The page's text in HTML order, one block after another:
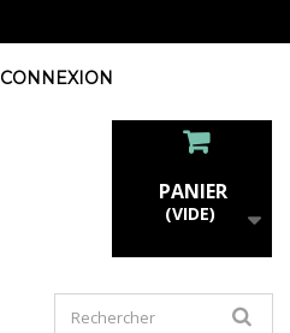
CONNEXION
PANIER
(VIDE)